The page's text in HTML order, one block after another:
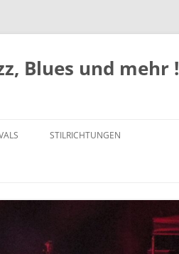
Blues und mehr !
1999
STILRICHTUNGEN